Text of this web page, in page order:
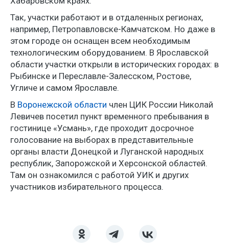
Так, участки работают и в отдаленных регионах,
например, Петропавловске-Камчатском. Но даже в
этом городе он оснащен всем необходимым
технологическим оборудованием. В Ярославской
области участки открыли в исторических городах: в
Рыбинске и Переславле-Залесском, Ростове,
Угличе и самом Ярославле.
В Воронежской области член ЦИК России Николай
Левичев посетил пункт временного пребывания в
гостинице «Усмань», где проходит досрочное
голосование на выборах в представительные
органы власти Донецкой и Луганской народных
республик, Запорожской и Херсонской областей.
Там он ознакомился с работой УИК и других
участников избирательного процесса.